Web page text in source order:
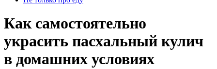
Как самостоятельно
украсить пасхальный кулич
в домашних условиях